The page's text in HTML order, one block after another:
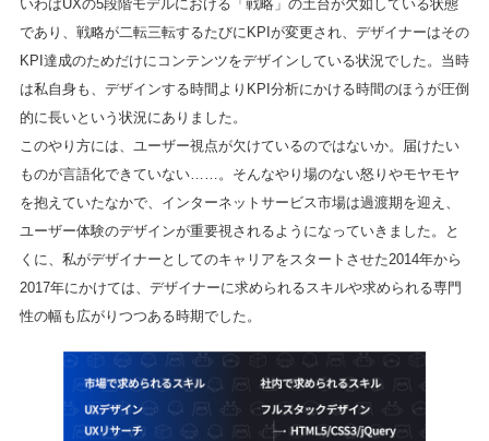
いわばUXの5段階モデルにおける「戦略」の土台が欠如している状態
であり、戦略が二転三転するたびにKPIが変更され、デザイナーはその
KPI達成のためだけにコンテンツをデザインしている状況でした。当時
は私自身も、デザインする時間よりKPI分析にかける時間のほうが圧倒
的に長いという状況にありました。
このやり方には、ユーザー視点が欠けているのではないか。届けたい
ものが言語化できていない……。そんなやり場のない怒りやモヤモヤ
を抱えていたなかで、インターネットサービス市場は過渡期を迎え、
ユーザー体験のデザインが重要視されるようになっていきました。と
くに、私がデザイナーとしてのキャリアをスタートさせた2014年から
2017年にかけては、デザイナーに求められるスキルや求められる専門
性の幅も広がりつつある時期でした。